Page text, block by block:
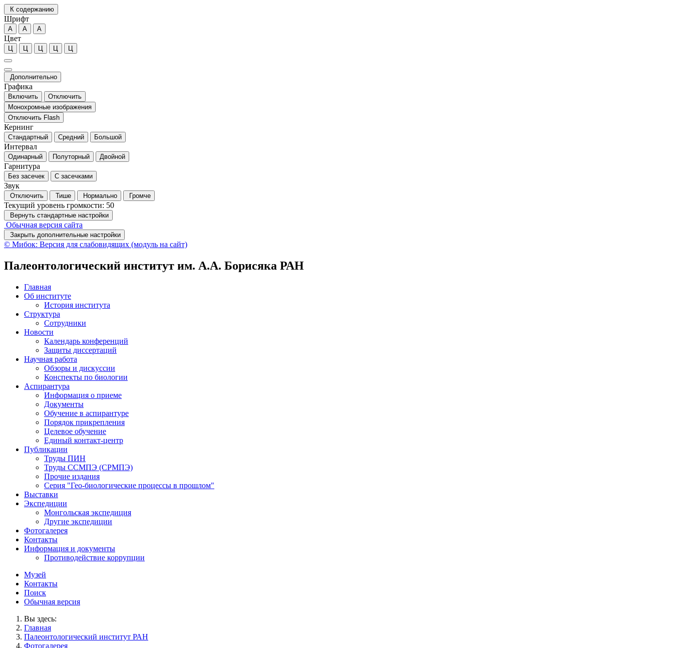
К содержанию
Шрифт
А А А
Цвет
Ц Ц Ц Ц Ц
Дополнительно
Графика
Включить
Отключить
Монохромные изображения
Отключить Flash
Кернинг
Стандартный Средний Большой
Интервал
Одинарный Полуторный Двойной
Гарнитура
Без засечек С засечками
Звук
Отключить Тише Нормально Громче
Текущий уровень громкости: 50
Вернуть стандартные настройки
Обычная версия сайта
Закрыть дополнительные настройки
© Мибок: Версия для слабовидящих (модуль на сайт)
Палеонтологический институт им. А.А. Борисяка РАН
Главная
Об институте
История института
Структура
Сотрудники
Новости
Календарь конференций
Защиты диссертаций
Научная работа
Обзоры и дискуссии
Конспекты по биологии
Аспирантура
Информация о приеме
Документы
Обучение в аспирантуре
Порядок прикрепления
Целевое обучение
Единый контакт-центр
Публикации
Труды ПИН
Труды ССМПЭ (СРМПЭ)
Прочие издания
Серия "Гео-биологические процессы в прошлом"
Выставки
Экспедиции
Монгольская экспедиция
Другие экспедиции
Фотогалерея
Контакты
Информация и документы
Противодействие коррупции
Музей
Контакты
Поиск
Обычная версия
Вы здесь:
Главная
Палеонтологический институт РАН
Фотогалерея